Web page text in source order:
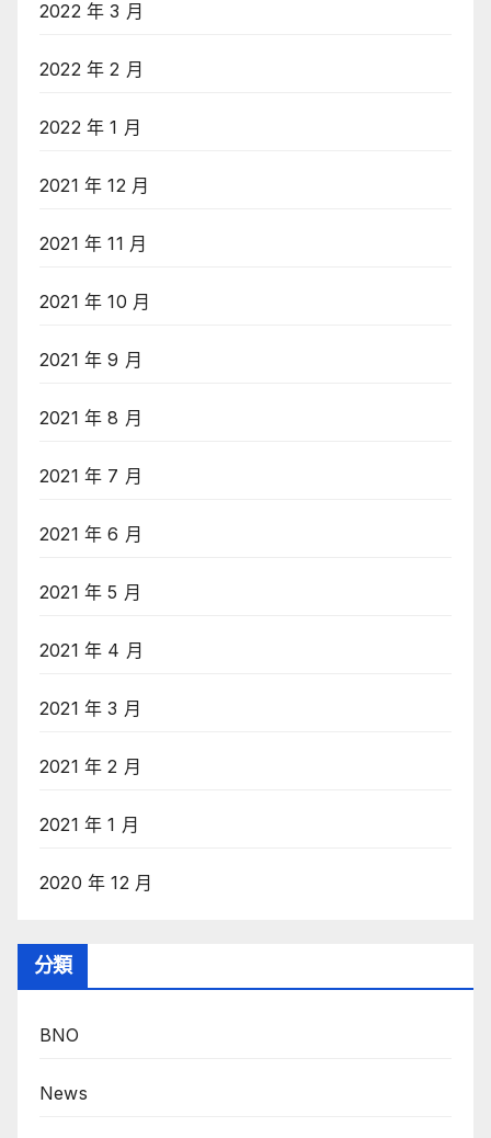
2022 年 3 月
2022 年 2 月
2022 年 1 月
2021 年 12 月
2021 年 11 月
2021 年 10 月
2021 年 9 月
2021 年 8 月
2021 年 7 月
2021 年 6 月
2021 年 5 月
2021 年 4 月
2021 年 3 月
2021 年 2 月
2021 年 1 月
2020 年 12 月
分類
BNO
News